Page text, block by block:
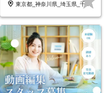
東京都_神奈川県_埼玉県_千葉県_大阪府…